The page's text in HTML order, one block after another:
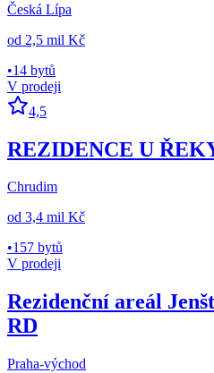
Česká Lípa
od 2,5 mil Kč
•14 bytů
V prodeji
4,5
REZIDENCE U
Chrudim
od 3,4 mil Kč
•157 bytů
V prodeji
Rezidenční areál
RD
Praha-východ